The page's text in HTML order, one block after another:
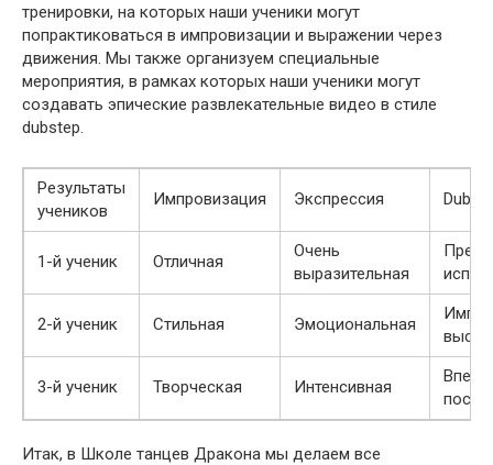
тренировки, на которых наши ученики могут
попрактиковаться в импровизации и выражении через
движения. Мы также организуем специальные
мероприятия, в рамках которых наши ученики могут
создавать эпические развлекательные видео в стиле
dubstep.
Результаты
учеников
Импровизация Экспрессия
1-й ученик Отличная
Очень
выразительная
2-й ученик Стильная Эмоциональная
3-й ученик Творческая Интенсивная
Итак, в Школе танцев Дракона мы делаем все